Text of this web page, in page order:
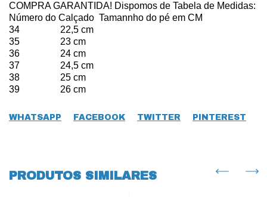
COMPRA GARANTIDA! Dispomos de Tabela de Medidas:
Número do Calçado Tamannho do pé em CM
34 22,5 cm
35 23 cm
36 24 cm
37 24,5 cm
38 25 cm
39 26 cm
WHATSAPP FACEBOOK TWITTER PINTEREST
PRODUTOS SIMILARES